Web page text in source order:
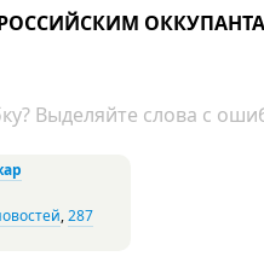
Выделяйте слова с
,287